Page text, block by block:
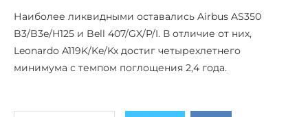
Наиболее ликвидными оставались Airbus AS350
B3/B3e/H125 и Bell 407/GX/P/I. В отличие от них,
Leonardo A119K/Ke/Kx достиг четырехлетнего
минимума с темпом поглощения 2,4 года.